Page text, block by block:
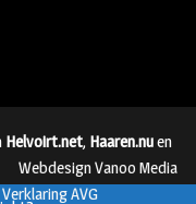
Helvoirt.net, Haaren.nuen
Webdesign Vanoo Media
AVG